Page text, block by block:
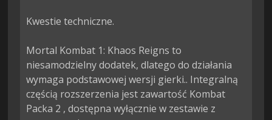
Kwestie techniczne.
Mortal Kombat 1: Khaos Reigns to
niesamodzielny dodatek, dlatego do działania
wymaga podstawowej wersji gierki.. Integralną
częścią rozszerzenia jest zawartość Kombat
Packa 2 , dostępna wyłącznie w zestawie z